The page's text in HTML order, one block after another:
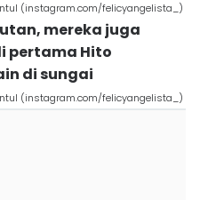
(instagram.com/felicyangelista_)
mereka juga
pertama Hito
di sungai
(instagram.com/felicyangelista_)